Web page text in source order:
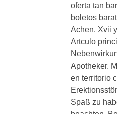
oferta tan
boletos
Achen. Xvii
Artculo
Apotheker.
en territorio
Spaß zu